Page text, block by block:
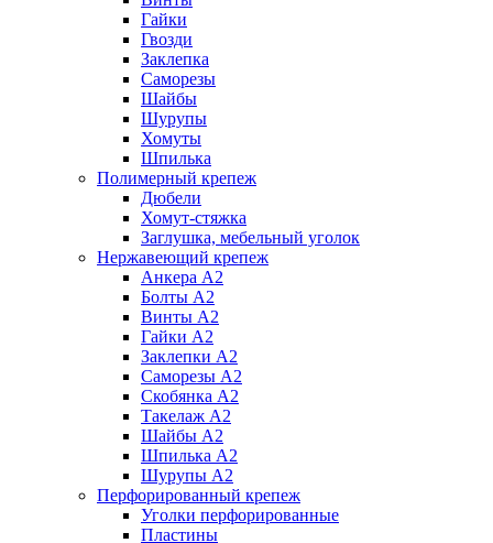
Гайки
Гвозди
Заклепка
Саморезы
Шайбы
Шурупы
Хомуты
Шпилька
Полимерный крепеж
Дюбели
Хомут-стяжка
Заглушка, мебельный уголок
Нержавеющий крепеж
Анкера А2
Болты А2
Винты А2
Гайки А2
Заклепки А2
Саморезы А2
Скобянка А2
Такелаж А2
Шайбы А2
Шпилька А2
Шурупы А2
Перфорированный крепеж
Уголки перфорированные
Пластины